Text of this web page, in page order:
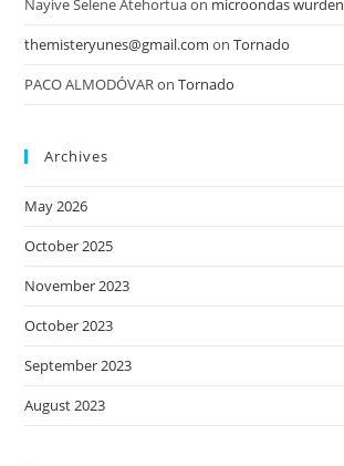
Nayive Selene Atehortuaon microondas wurden
themisteryunes@gmail.com onTornado
PACO ALMODÓVARonTornado
Archives
May 2026
October 2025
November 2023
October 2023
September 2023
August 2023